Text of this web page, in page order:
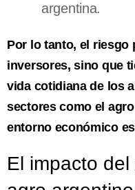
argentina.
Por lo tanto, el riesgo
inversores, sino que
vida cotidiana de los
sectores como el
entorno económico
El impacto